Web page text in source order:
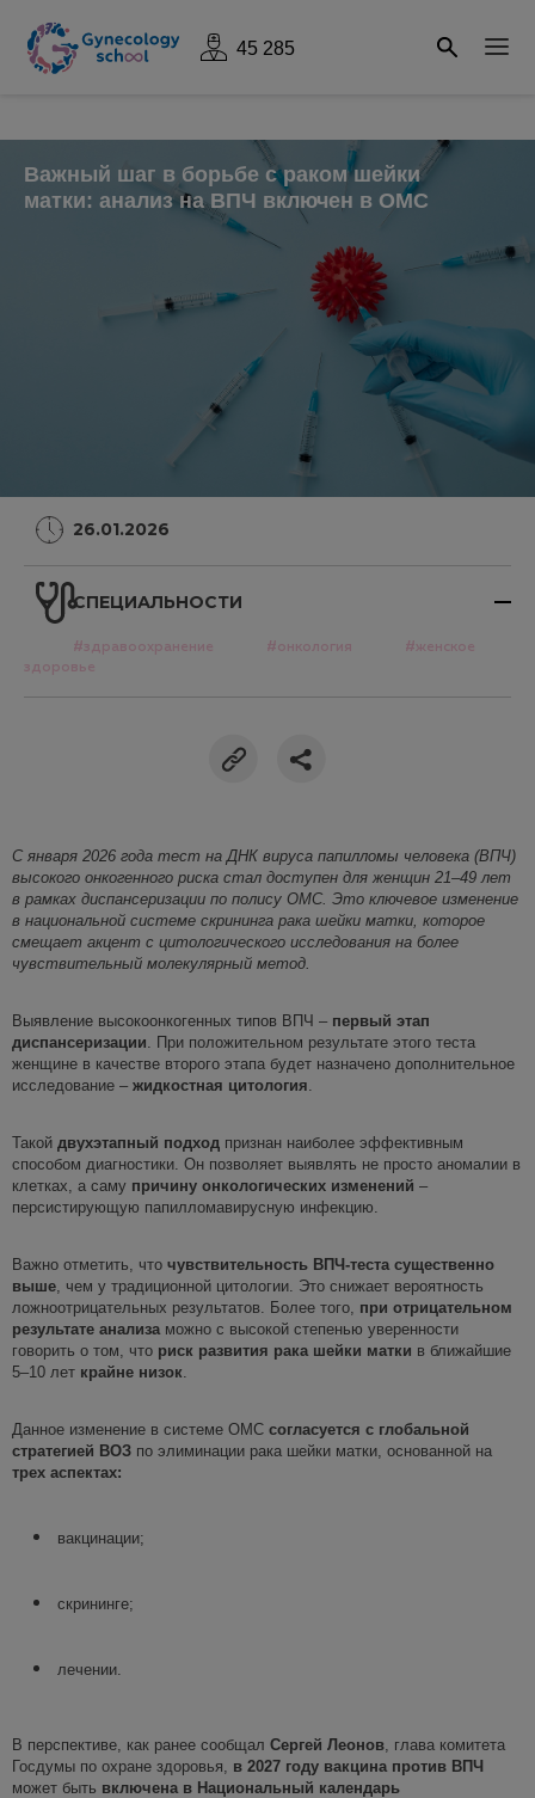
45 285
Важный шаг в борьбе с раком шейки
матки: анализ на ВПЧ включен в ОМС
26.01.2026
СПЕЦИАЛЬНОСТИ
#здравоохранение #онкология
#женское
здоровье
С января 2026 года тест на ДНК вируса папилломы человека (ВПЧ)
высокого онкогенного риска стал доступен для женщин 21–49 лет
в рамках диспансеризации по полису ОМС. Это ключевое изменение
в национальной системе скрининга рака шейки матки, которое
смещает акцент с цитологического исследования на более
чувствительный молекулярный метод.
Выявление высокоонкогенных типов ВПЧ – первый этап
диспансеризации . При положительном результате этого теста
женщине в качестве второго этапа будет назначено дополнительное
исследование – жидкостная цитология
Такой двухэтапный подход признан наиболее эффективным
способом диагностики. Он позволяет выявлять не просто аномалии в
клетках, а саму причину онкологических изменений –
персистирующую папилломавирусную инфекцию.
Важно отметить, что чувствительность ВПЧ-теста существенно
выше , чем у традиционной цитологии. Это снижает вероятность
ложноотрицательных результатов. Более того, при отрицательном
результате анализа можно с высокой степенью уверенности
говорить о том, что риск развития рака шейки матки в ближайшие
5–10 лет крайне низок
Данное изменение в системе ОМС согласуется с глобальной
стратегией ВОЗ по элиминации рака шейки матки, основанной на
трех аспектах:
вакцинации;
скрининге;
лечении.
В перспективе, как ранее сообщал Сергей Леонов , глава комитета
Госдумы по охране здоровья, в 2027 году вакцина против ВПЧ
может быть включена в Национальный календарь